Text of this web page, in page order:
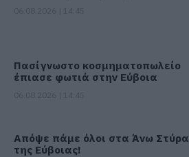
Πασίγνωστο κοσμηματοπωλείο
έπιασε φωτιά στην Εύβοια
Απόψε πάμε όλοι στα Άνω Στύρα
της Εύβοιας!